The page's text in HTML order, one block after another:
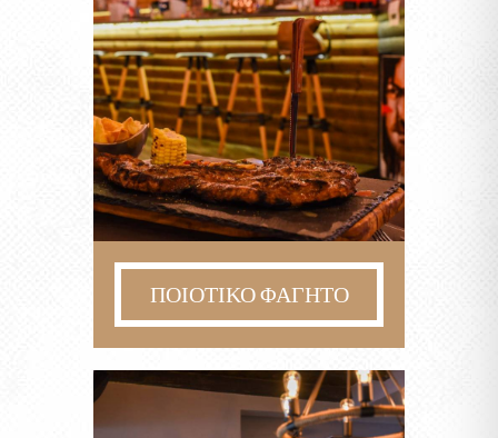
ΠΟΙΟΤΙΚΟ ΦΑΓΗΤΟ